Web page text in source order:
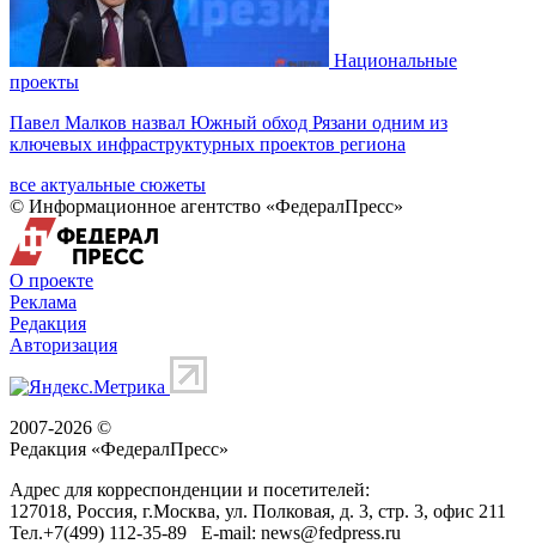
Национальные
проекты
Павел Малков назвал Южный обход Рязани одним из
ключевых инфраструктурных проектов региона
все актуальные сюжеты
© Информационное агентство «ФедералПресс»
О проекте
Реклама
Редакция
Авторизация
2007-2026 ©
Редакция «ФедералПресс»
Адрес для корреспонденции и посетителей:
127018, Россия, г.Москва, ул. Полковая, д. 3, стр. 3, офис 211
Тел.+7(499) 112-35-89 E-mail: news@fedpress.ru